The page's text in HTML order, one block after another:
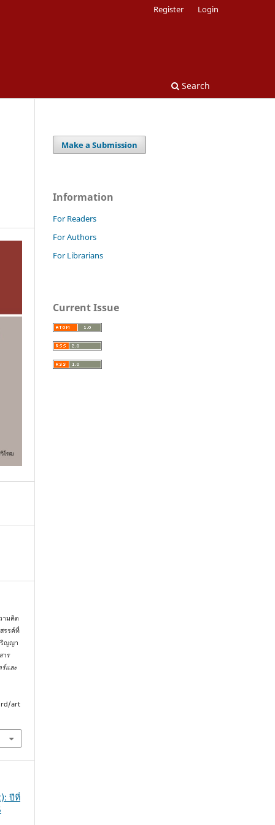
Search
Register Login
ามคิด
รรค์ที่
ริญญา
าร
และ
art
ปีที่
Make a Submission
Information
For Readers
For Authors
For Librarians
Current Issue